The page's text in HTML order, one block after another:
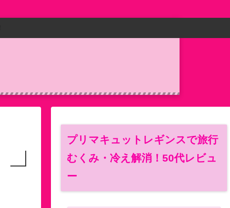
プリマキュットレギンスで旅行
むくみ・冷え解消！50代レビュ
ー